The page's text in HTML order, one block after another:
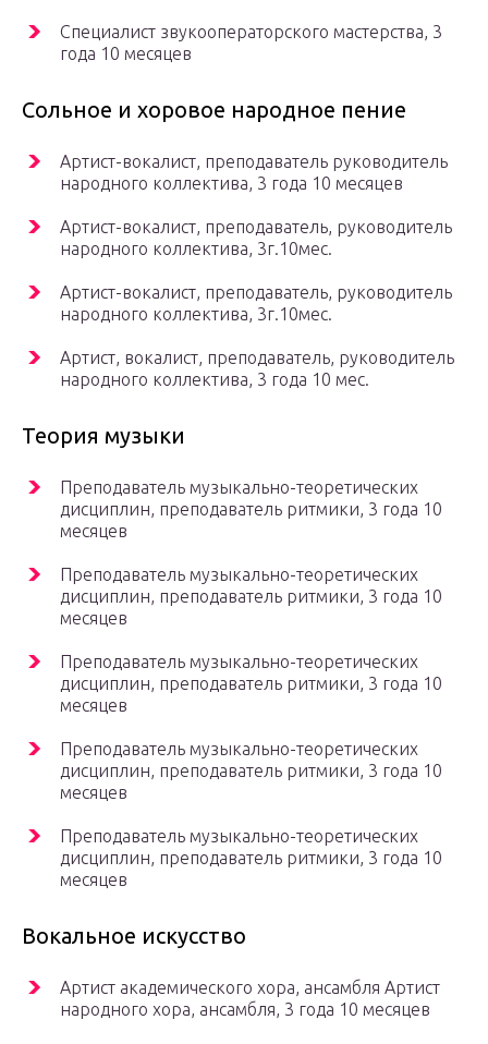
Специалист звукооператорского мастерства, 3
года 10 месяцев
Сольное и хоровое народное пение
Артист-вокалист, преподаватель руководитель
народного коллектива, 3 года 10 месяцев
Артист-вокалист, преподаватель, руководитель
народного коллектива, 3г.10мес.
Артист-вокалист, преподаватель, руководитель
народного коллектива, 3г.10мес.
Артист, вокалист, преподаватель, руководитель
народного коллектива, 3 года 10 мес.
Теория музыки
Преподаватель музыкально-теоретических
дисциплин, преподаватель ритмики, 3 года 10
месяцев
Преподаватель музыкально-теоретических
дисциплин, преподаватель ритмики, 3 года 10
месяцев
Преподаватель музыкально-теоретических
дисциплин, преподаватель ритмики, 3 года 10
месяцев
Преподаватель музыкально-теоретических
дисциплин, преподаватель ритмики, 3 года 10
месяцев
Преподаватель музыкально-теоретических
дисциплин, преподаватель ритмики, 3 года 10
месяцев
Вокальное искусство
Артист академического хора, ансамбля Артист
народного хора, ансамбля, 3 года 10 месяцев